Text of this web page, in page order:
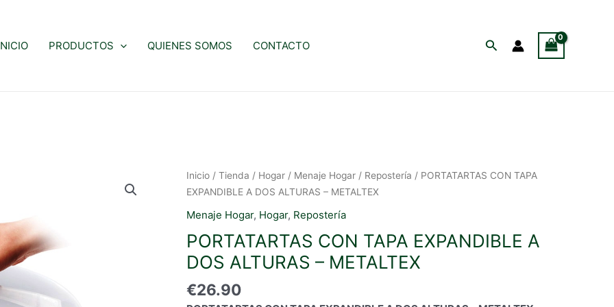
PRODUCTOS QUIENES SOMOS CONTACTO Buscar
Inicio / Tienda / Hogar / Menaje Hogar / Repostería / PORTATARTAS CON TAPA
EXPANDIBLE A DOS ALTURAS – METALTEX
Menaje Hogar, Hogar, Repostería
PORTATARTAS CON TAPA EXPANDIBLE A
DOS ALTURAS – METALTEX
€26.90